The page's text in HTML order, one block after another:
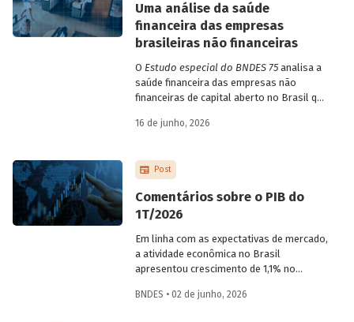
Uma análise da saúde
financeira das empresas
brasileiras não financeiras
O Estudo especial do BNDES 75analisa a
saúde financeira das empresas não
financeiras de capital aberto no Brasil que
valores. Para isso, parte de uma amostra
de finanças e seguros – e de quatro
dimensões: lucratividade, solvência,
endividamento e alavancagem.
16 de junho, 2026
Post
Comentários sobre o PIB do
1T/2026
Em linha com as expectativas de mercado,
a atividade econômica no Brasil
apresentou crescimento de 1,1% no
imediatamente anterior, na série ajustada
BNDES • 02 de junho, 2026